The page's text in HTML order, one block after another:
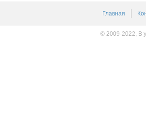
Главная
© 2009-2022, В